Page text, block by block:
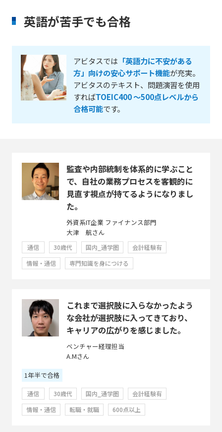
英語が苦手でも合格
アビタスでは 「英語力に不安がある
方」向けの安心サポート機能が充実。
アビタスのテキスト、問題演習を使用
すればTOEIC400 ～500点レベルから
合格可能です。
監査や内部統制を体系的に学ぶこと
で、自社の業務プロセスを客観的に
見直す視点が持てるようになりまし
た。
外資系IT企業 ファイナンス部門
大津 航さん
通信 30歳代 国内_通学圏
会計経験有
情報・通信
専門知識を身につける
これまで選択肢に入らなかったよう
な会社が選択肢に入ってきており、
キャリアの広がりを感じました。
ベンチャー経理担当
A.Mさん
1年半で合格
通信 30歳代 国内_通学圏
会計経験有
情報・通信
転職・就職 600点以上